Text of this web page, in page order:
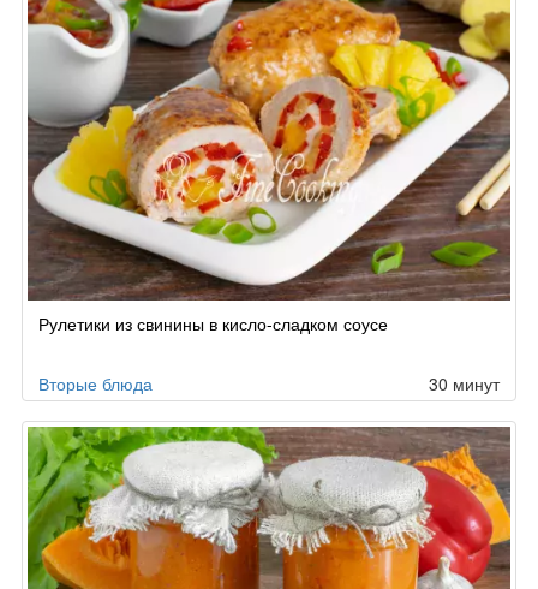
Рулетики из свинины в кисло-сладком соусе
Вторые блюда 30 минут